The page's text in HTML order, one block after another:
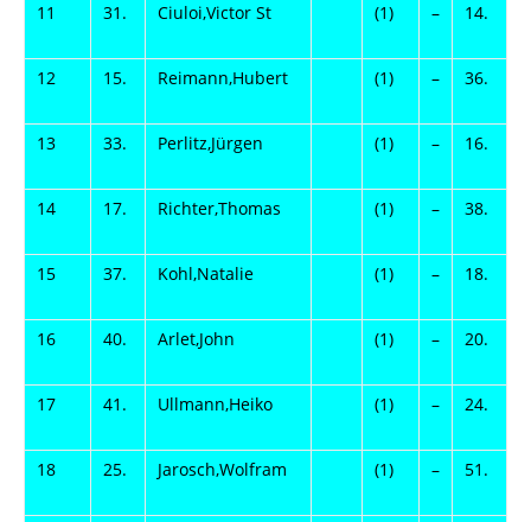
11 31. Ciuloi,Victor St (1) – 14.
12 15. Reimann,Hubert (1) – 36.
13 33. Perlitz,Jürgen (1) – 16.
14 17. Richter,Thomas (1) – 38.
15 37. Kohl,Natalie (1) – 18.
16 40. Arlet,John (1) – 20.
17 41. Ullmann,Heiko (1) – 24.
18 25. Jarosch,Wolfram (1) – 51.